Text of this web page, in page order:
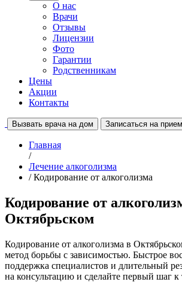
О нас
Врачи
Отзывы
Лицензии
Фото
Гарантии
Родственникам
Цены
Акции
Контакты
Вызвать врача на дом Записаться на прием
Главная
/
Лечение алкоголизма
/ Кодирование от алкоголизма
Кодирование от
Октябрьском
Кодирование от алкоголизма в
метод борьбы с зависимостью. Быстрое
поддержка специалистов и длительный
на консультацию и сделайте первый шаг